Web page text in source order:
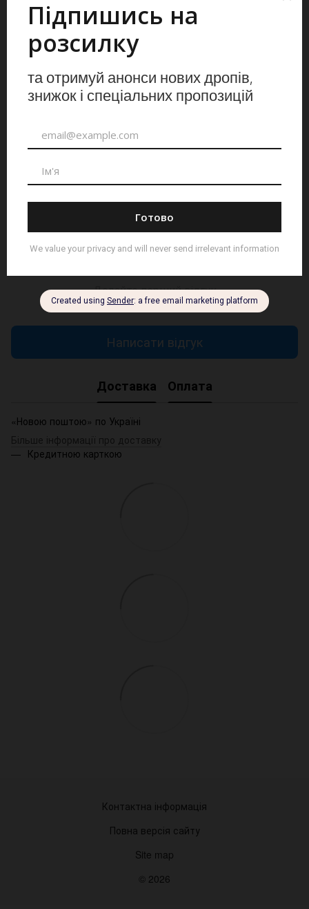
Опис
Фляга Peace-ДЯКУЛАіз нержавіючої сталі із символічним
оздобленням від справжнього українського коваля. Фляга
Ручна робота
Ексклюзивна та функціональна
Матеріал:нержавіюча сталь
Фляга Peace-ДЯКУЛА–для спраглих до перемоги!
Відгуки
Додайте перший відгук
Написати відгук
Доставка Оплата
«Новою поштою» по Україні
Більше інформації про доставку
Кредитною карткою
Контактна інформація
Повна версія сайту
Site map
© 2026